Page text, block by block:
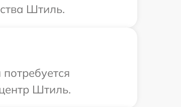
Штиль.
Штиль.